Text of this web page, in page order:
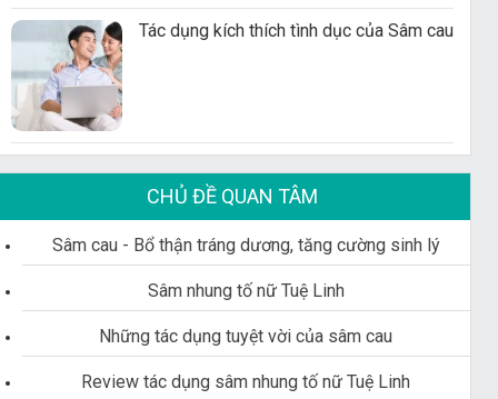
Tác dụng kích thích tình dục của Sâm cau
CHỦ ĐỀ QUAN TÂM
Sâm cau - Bổ thận tráng dương, tăng cường sinh lý
Sâm nhung tố nữ Tuệ Linh
Những tác dụng tuyệt vời của sâm cau
Review tác dụng sâm nhung tố nữ Tuệ Linh